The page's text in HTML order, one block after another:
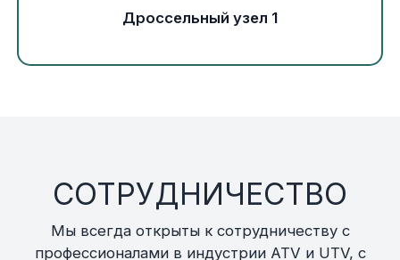
Дроссельный узел 1
СОТРУДНИЧЕСТВО
Мы всегда открыты к сотрудничеству с
профессионалами в индустрии ATV и UTV, с